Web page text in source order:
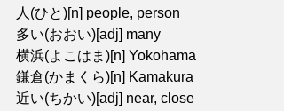
人(ひと)[n] people, person
多い(おおい)[adj] many
横浜(よこはま)[n] Yokohama
鎌倉(かまくら)[n] Kamakura
近い(ちかい)[adj] near, close